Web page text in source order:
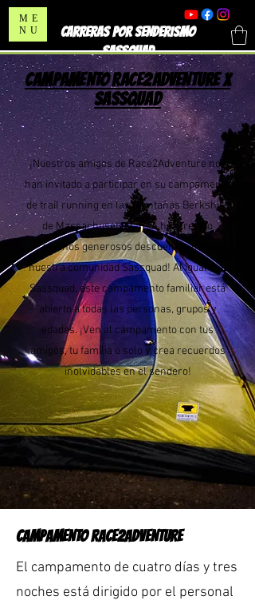
ME
NU
CARRERAS POR SENDERISMO
SASSQUAD
CAMPAMENTO RACE2ADVENTURE X
SASSQUAD
¡Nuestros amigos de Race2Adventure nos
han invitado a participar en su campamento
de trail running en las montañas Berkshire
de Massachusetts! ¡R2A ha ofrecido
algunos generosos descuentos para
nuestra comunidad Sassquad! Al igual que
Sassquad, este campamento familiar está
abierto a todas las personas, grupos y
edades. ¡Ven al campamento con tus
amigos, tu familia o solo y crea recuerdos
inolvidables en el sendero!
CAMPAMENTO RACE2ADVENTURE
El campamento de cuatro días y tres
noches está dirigido por el personal